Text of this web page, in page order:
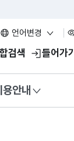
언어변경
검색 들어가기
용안내